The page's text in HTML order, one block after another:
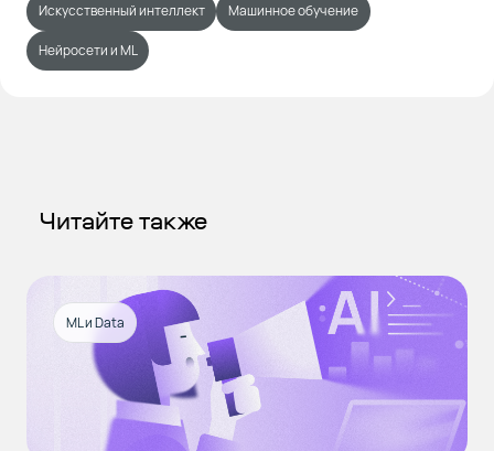
Искусственный интеллект Машинное обучение
Нейросети и ML
Читайте также
ML и Data